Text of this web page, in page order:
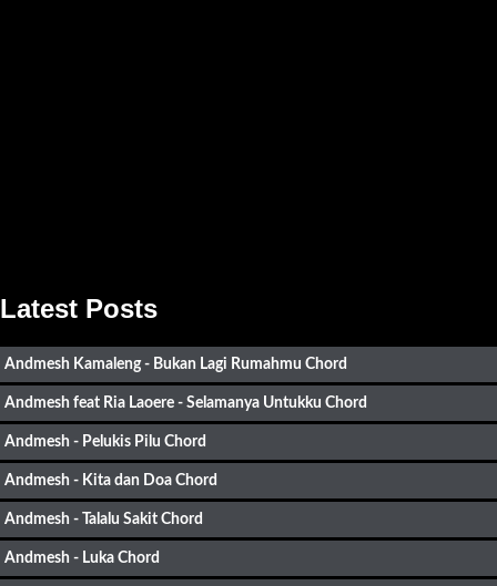
Latest Posts
Andmesh Kamaleng - Bukan Lagi Rumahmu Chord
Andmesh feat Ria Laoere - Selamanya Untukku Chord
Andmesh - Pelukis Pilu Chord
Andmesh - Kita dan Doa Chord
Andmesh - Talalu Sakit Chord
Andmesh - Luka Chord